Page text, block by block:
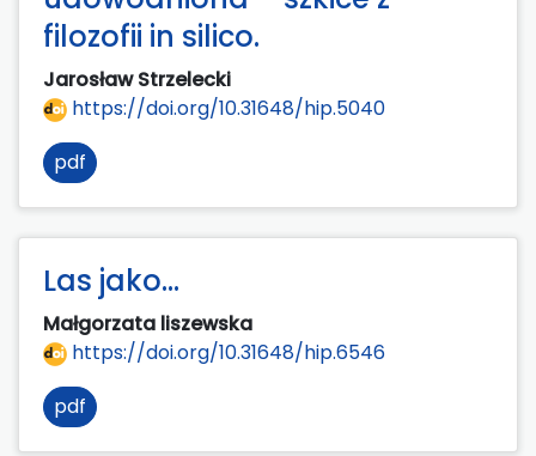
filozofii in silico.
Jarosław Strzelecki
https://doi.org/10.31648/hip.5040
pdf
Las jako...
Małgorzata liszewska
https://doi.org/10.31648/hip.6546
pdf